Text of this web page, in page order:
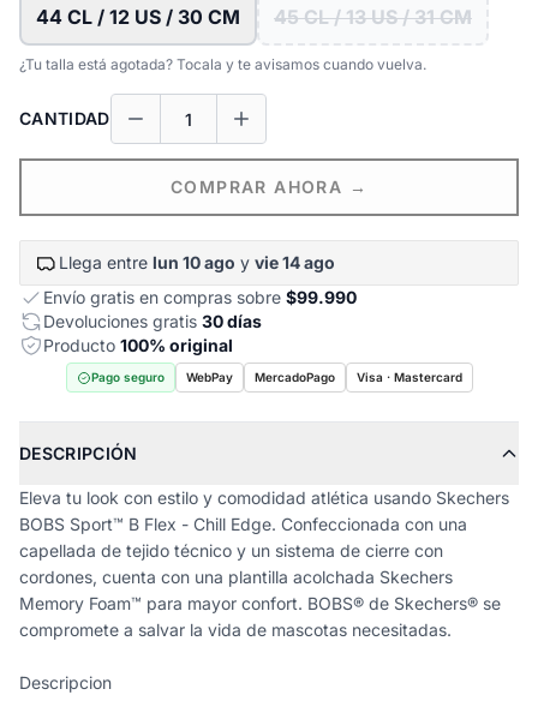
44 CL / 12 US / 30 CM 45 CL / 13 US / 31 CM
¿Tu talla está agotada? Tocala y te avisamos cuando vuelva.
CANTIDAD
COMPRAR AHORA →
Llega entre lun 10 ago y vie 14 ago
Envío gratis en compras sobre $99.990
Devoluciones gratis 30 días
Producto 100% original
Pago seguro WebPay MercadoPago Visa · Mastercard
DESCRIPCIÓN
Eleva tu look con estilo y comodidad atlética usando Skechers
BOBS Sport™ B Flex - Chill Edge. Confeccionada con una
capellada de tejido técnico y un sistema de cierre con
cordones, cuenta con una plantilla acolchada Skechers
Memory Foam™ para mayor confort. BOBS® de Skechers® se
compromete a salvar la vida de mascotas necesitadas.
Descripcion